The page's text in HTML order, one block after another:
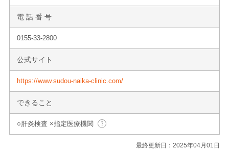
電 話 番 号
0155-33-2800
公式サイト
https://www.sudou-naika-clinic.com/
できること
○肝炎検査 ×指定医療機関
最終更新日：2025年04月01日